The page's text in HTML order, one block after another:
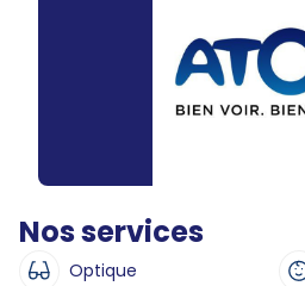
Nos services
Optique